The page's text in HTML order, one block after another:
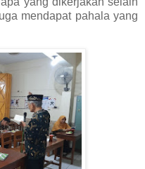
mendapat pahala yang